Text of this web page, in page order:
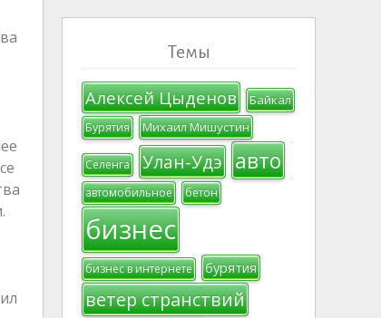
Темы
Алексей Цыденов Байкал
Бурятия Михаил Мишустин
Селенга Улан-Удэ авто
автомобильное бетон
бизнес
бизнес в интернете бурятия
ветер странствий